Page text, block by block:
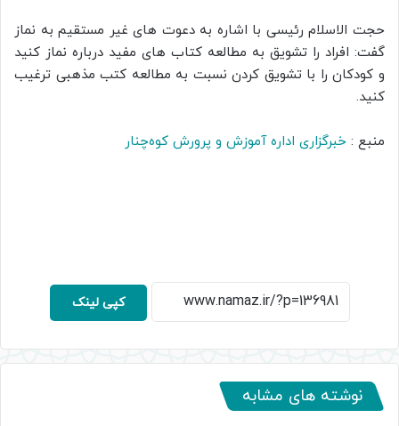
حجت الاسلام رئیسی با اشاره به دعوت های غیر مستقیم به نماز
گفت: افراد را تشویق به مطالعه کتاب های مفید درباره نماز کنید
و کودکان را با تشویق کردن نسبت به مطالعه کتب مذهبی ترغیب
کنید.
منبع : خبرگزاری اداره آموزش و پرورش کوه‌چنار
کپی لینک
نوشته های مشابه